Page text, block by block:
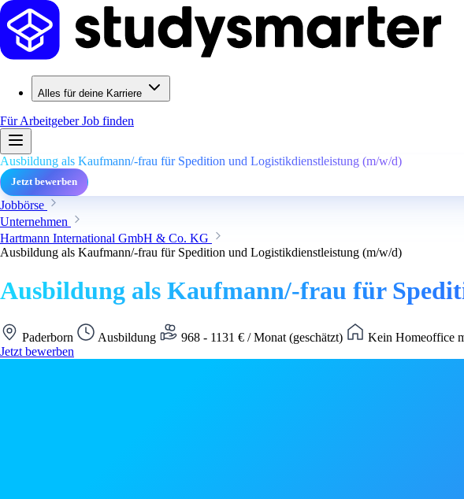
Alles für deine Karriere
Für ArbeitgeberJob finden
Ausbildung als Kaufmann/-frau für Spedition und Logistikdienstleistung (m/w/d)
Jetzt bewerben
Jobbörse
Unternehmen
Hartmann International GmbH & Co. KG
Ausbildung als Kaufmann/-frau für Spedition und Logistikdienstleistung (m/w/d)
Ausbildung als Kaufmann/-frau für
Paderborn Ausbildung 968 - 1131 € / Monat (geschätzt)
Kein Homeoffice
Jetzt bewerben